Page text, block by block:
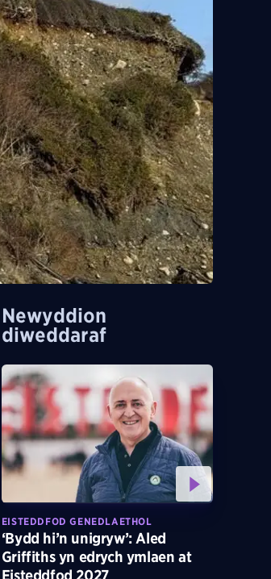
Newyddion
diweddaraf
EISTEDDFOD GENEDLAETHOL
‘Bydd hi’n unigryw’: Aled
Griffiths yn edrych ymlaen at
Eisteddfod 2027